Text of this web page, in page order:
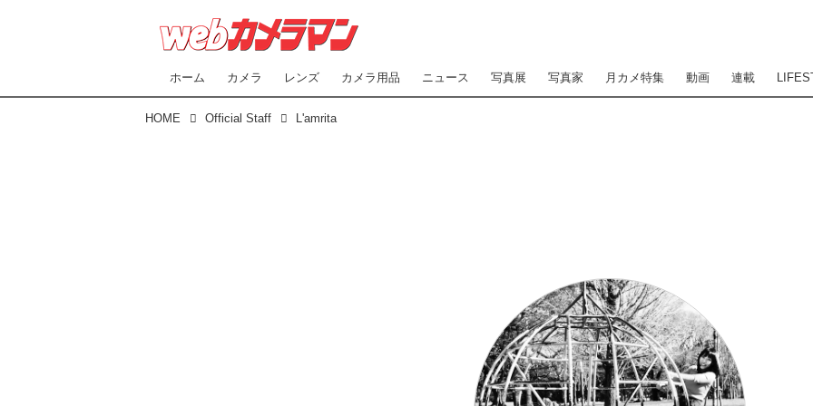
ホーム カメラ レンズ カメラ用品 ニュース 写真展 写真家 月カメ特集 動画 連載
HOME Official Staff L'amrita